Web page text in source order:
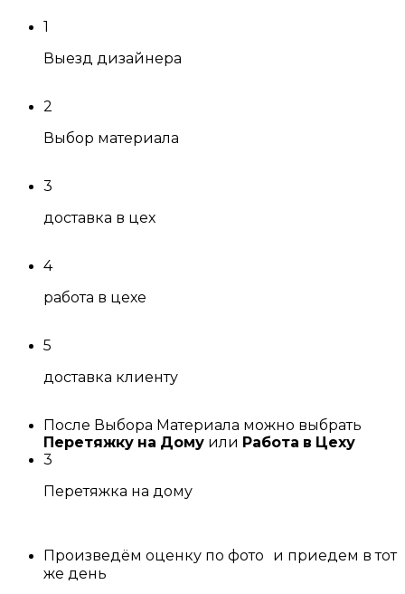
1
Выезд дизайнера
2
Выбор материала
3
доставка в цех
4
работа в цехе
5
доставка клиенту
После Выбора Материала можно выбрать
Перетяжку на Дому или Работа в Цеху
3
Перетяжка на дому
Произведём оценку по фото и приедем в тот
же день